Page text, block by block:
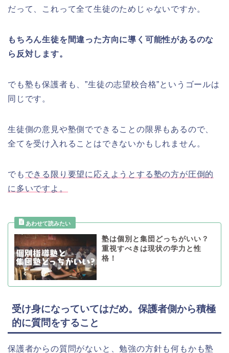
だって、これって全て生徒のためじゃないですか。
もちろん生徒を間違った方向に導く可能性があるのな
ら反対します。
でも塾も保護者も、”生徒の志望校合格”というゴールは
同じです。
生徒側の意見や塾側でできることの限界もあるので、
全てを受け入れることはできないかもしれません。
でも できる限り要望に応えようとする塾の方が圧倒的
に多いですよ。
塾は個別と集団どっちがいい？
重視すべきは現状の学力と性
格！
受け身になっていてはだめ。保護者側から積極
的に質問をすること
保護者からの質問がないと、勉強の方針も何もかも塾